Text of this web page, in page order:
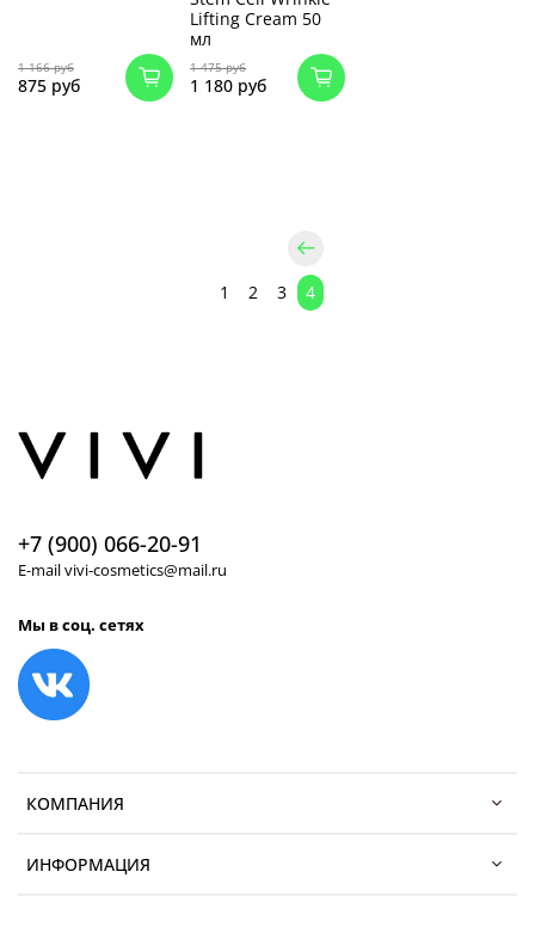
1 166 руб
875 руб
Lifting Cream 50
мл
1 475 руб
1 180 руб
1 2 3 4
КОМПАНИЯ
ИНФОРМАЦИЯ
+7 (900) 066-20-91
E-mail vivi-cosmetics@mail.ru
Мы в соц. сетях